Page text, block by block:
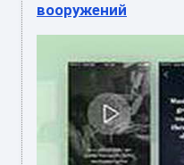
вооружений